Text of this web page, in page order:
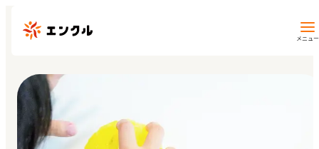
メニュー
保育園・幼稚園を探す
地図から探す